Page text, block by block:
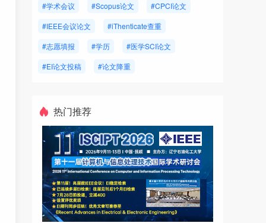
#学术会议 #Scopus论文
#CPCI论文
#IEEE会议论文
#iThenticate查重
#志愿填报
#学历
#医学SCI论文
#EI论文投稿
#论文降重
热门推荐